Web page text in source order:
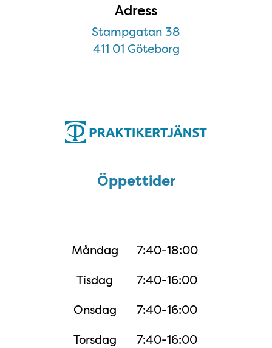
Adress
Stampgatan 38
411 01 Göteborg
Öppettider
Måndag
7:40-18:00
Tisdag
7:40-16:00
Onsdag
7:40-16:00
Torsdag
7:40-16:00